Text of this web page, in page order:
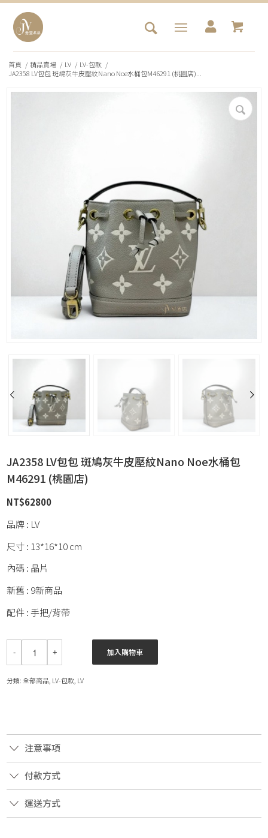
首頁 / 精品賣場 / LV / LV-包款 /
JA2358 LV包包 斑鳩灰牛皮壓紋Nano Noe水桶包M46291 (桃園店)...
JA2358 LV包包 斑鳩灰牛皮壓紋Nano Noe水桶包
M46291 (桃園店)
NT$62800
品牌 : LV
尺寸 : 13*16*10 cm
內碼 : 晶片
新舊 : 9新商品
配件 : 手把/背帶
加入購物車
分類:全部商品 LV-包款 LV
注意事項
付款方式
運送方式